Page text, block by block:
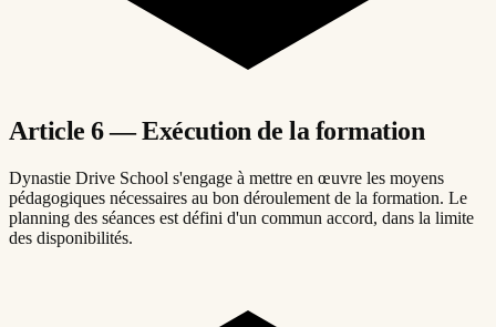
Article 6 — Exécution de la formation
Dynastie Drive School s'engage à mettre en œuvre les moyens
pédagogiques nécessaires au bon déroulement de la formation. Le
planning des séances est défini d'un commun accord, dans la limite
des disponibilités.